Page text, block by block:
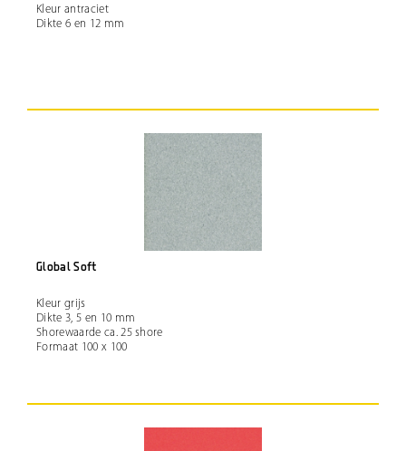
Kleur antraciet
Dikte 6 en 12 mm
Global Soft
Kleur grijs
Dikte 3, 5 en 10 mm
Shorewaarde ca. 25 shore
Formaat 100 x 100